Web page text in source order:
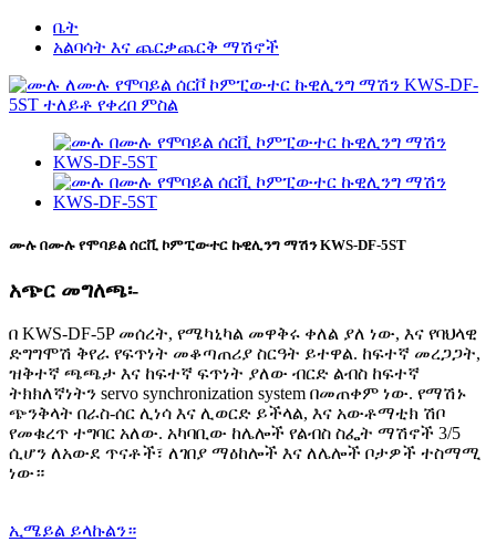
ቤት
አልባሳት እና ጨርቃጨርቅ ማሽኖች
ሙሉ በሙሉ የሞባይል ሰርቪ ኮምፒውተር ኩዊሊንግ ማሽን KWS-DF-5ST
አጭር መግለጫ፡-
በ KWS-DF-5P መሰረት, የሜካኒካል መዋቅሩ ቀለል ያለ ነው, እና የባህላዊ
ድግግሞሽ ቅየራ የፍጥነት መቆጣጠሪያ ስርዓት ይተዋል. ከፍተኛ መረጋጋት,
ዝቅተኛ ጫጫታ እና ከፍተኛ ፍጥነት ያለው ብርድ ልብስ ከፍተኛ
ትክክለኛነትን servo synchronization system በመጠቀም ነው. የማሽኑ
ጭንቅላት በራስ-ሰር ሊነሳ እና ሊወርድ ይችላል, እና አውቶማቲክ ሽቦ
የመቁረጥ ተግባር አለው. አካባቢው ከሌሎች የልብስ ስፌት ማሽኖች 3/5
ሲሆን ለአውደ ጥናቶች፣ ለገበያ ማዕከሎች እና ለሌሎች ቦታዎች ተስማሚ
ነው።
ኢሜይል ይላኩልን።